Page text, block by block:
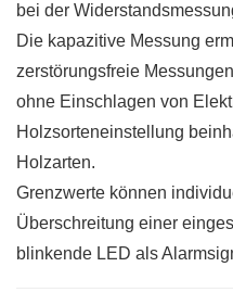
bei der
Die kapazitive Messung
zerstörungsfreie
ohne Einschlagen von
Holzsorteneinstellung
Holzarten.
Grenzwerte können
Überschreitung einer
blinkende LED als